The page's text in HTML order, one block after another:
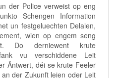
der Police verweist op eng
Schengen Information
un festgeluechten Delaien,
wien op engem seng
Do derniewent krute
vu verschiddene Leit
Äntwert, déi se krute Feeler
der Zukunft leien oder Leit